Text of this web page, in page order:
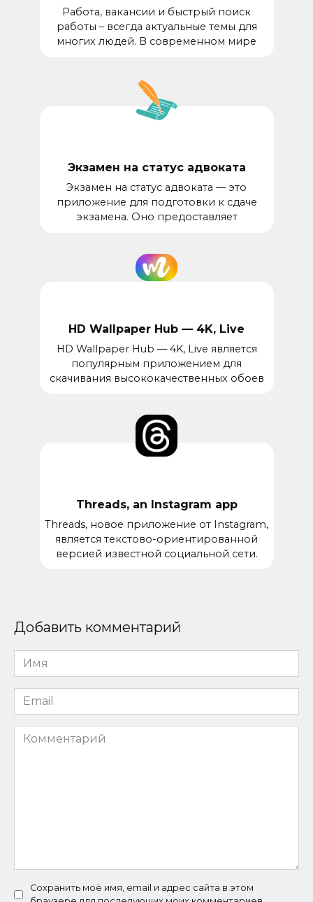
Работа, вакансии и быстрый поиск
работы – всегда актуальные темы для
многих людей. В современном мире
Экзамен на статус адвоката
Экзамен на статус адвоката — это
приложение для подготовки к сдаче
экзамена. Оно предоставляет
HD Wallpaper Hub — 4K, Live
HD Wallpaper Hub — 4K, Live является
популярным приложением для
скачивания высококачественных обоев
Threads, an Instagram app
Threads, новое приложение от Instagram,
является текстово-ориентированной
версией известной социальной сети.
Добавить комментарий
Имя
*
Email
*
Комментарий
Сохранить моё имя, email и адрес сайта в этом